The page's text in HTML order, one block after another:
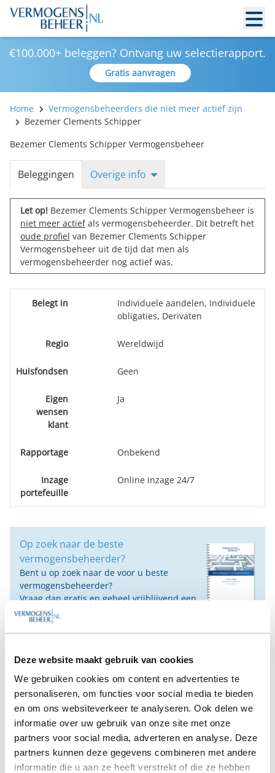
Deze website maakt gebruik van cookies
We gebruiken cookies om content en advertenties te
personaliseren, om functies voor social media te bieden
en om ons websiteverkeer te analyseren. Ook delen we
informatie over uw gebruik van onze site met onze
partners voor social media, adverteren en analyse. Deze
partners kunnen deze gegevens combineren met andere
informatie die u aan ze heeft verstrekt of die ze hebben
€100.000+ beleggen? Ontvang uw selectierapport.
Gratis aanvragen
Home
Vermogensbeheerders die niet meer actief zijn
Bezemer Clements Schipper
Bezemer Clements Schipper Vermogensbeheer
Beleggingen Overige info
Let op! Bezemer Clements Schipper Vermogensbeheer is
niet meer actiefals vermogensbeheerder. Dit betreft het
oude profiel van Bezemer Clements Schipper
Vermogensbeheer uit de tijd dat men als
vermogensbeheerder nog actief was.
Belegt in
Individuele aandelen, Individuele
obligaties, Derivaten
Regio Wereldwijd
Huisfondsen Geen
Eigen
wensen
klant
Ja
Rapportage Onbekend
Inzage
portefeuille
Online inzage 24/7
Op zoek naar de beste
vermogensbeheerder?
Bent u op zoek naar de voor u beste
vermogensbeheerder?
Vraag dan gratis en geheel vrijblijvend een
SelectieRapport aan. Per e-mail ontvangt u
een selectie van goede vermogensbeheerders die het
beste passen bij uw persoonlijke situatie, wensen en
Gratis Selectierapport
Anderen bekeken ook:
Vanaf
Vanaf
Vanaf
Vanaf